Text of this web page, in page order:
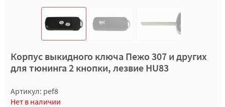
Корпус выкидного ключа Пежо 307 и других
для тюнинга 2 кнопки, лезвие HU83
Артикул: pef8
Нет в наличии